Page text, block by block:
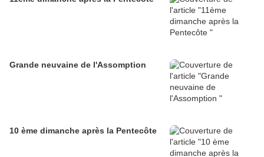
Grande neuvaine de l'Assomption
10 ème dimanche après la Pentecôte